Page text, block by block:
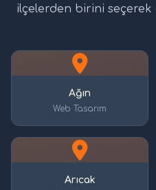
ilçelerden birini seçerek
Ağın
Web Tasarım
Arıcak